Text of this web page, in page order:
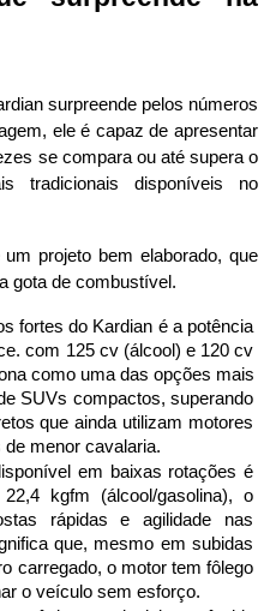
surpreende pelos números
ele é capaz de apresentar
se compara ou até supera o
tradicionais disponíveis no
projeto bem elaborado, que
gota de combustível.
fortes do Kardian é a potência
com 125 cv (álcool) e 120 cv
como uma das opções mais
SUVs compactos, superando
que ainda utilizam motores
menor cavalaria.
em baixas rotações é
kgfm (álcool/gasolina), o
rápidas e agilidade nas
que, mesmo em subidas
carregado, o motor tem fôlego
o veículo sem esforço.